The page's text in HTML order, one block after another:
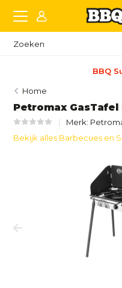
BBQ
Home
Petromax
Merk:
Bekijk alles Barbecues en